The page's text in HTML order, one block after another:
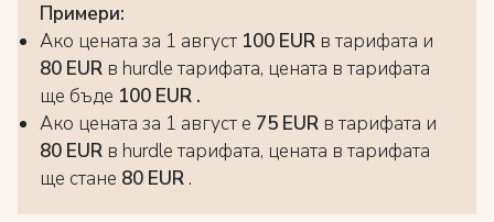
Примери:
Ако цената за 1 август 100 EUR в тарифата и
80 EUR в hurdle тарифата, цената в тарифата
ще бъде 100 EUR .
Ако цената за 1 август е 75 EUR в тарифата и
80 EUR в hurdle тарифата, цената в тарифата
ще стане 80 EUR.